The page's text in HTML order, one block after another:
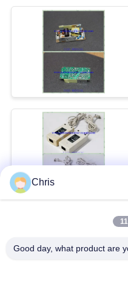
NEWS
PRIVACY
POLICY
Chris
Good day, what product are